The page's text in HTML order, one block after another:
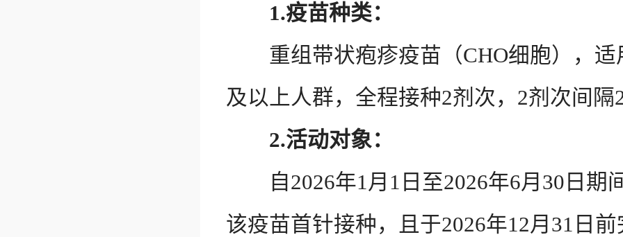
1.疫苗种类：
重组带状疱疹疫苗（CHO细胞），适
及以上人群，全程接种2剂次，2剂次间隔
2.活动对象：
自2026年1月1日至2026年6月30日期
该疫苗首针接种，且于2026年12月31日